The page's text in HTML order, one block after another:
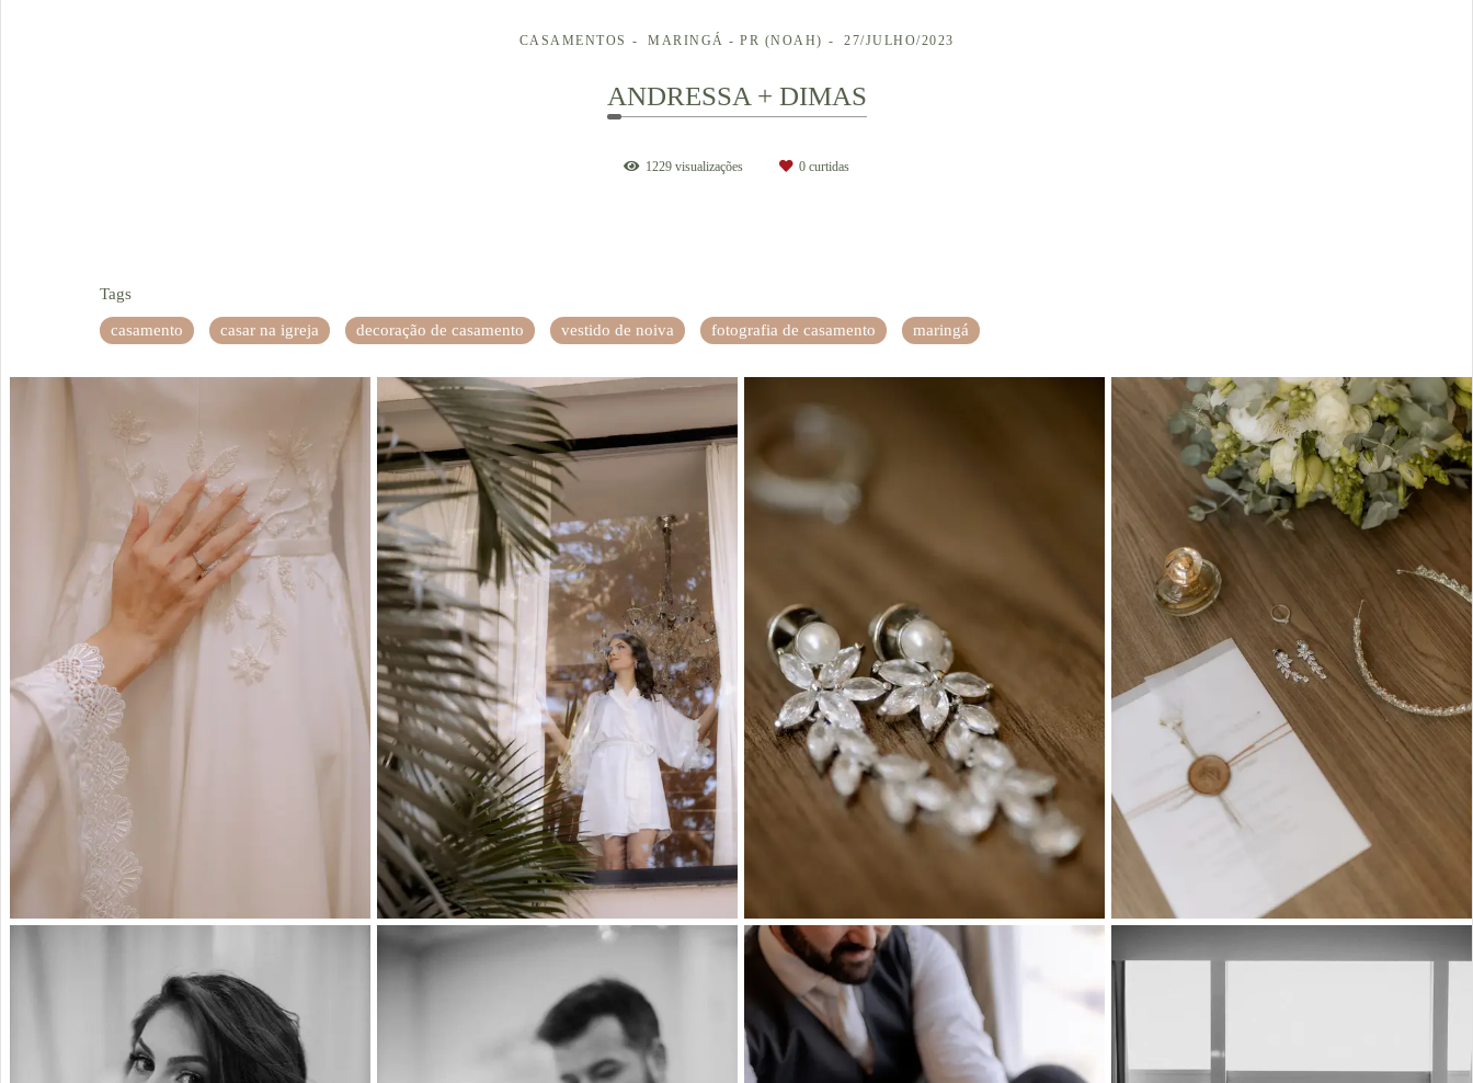
CASAMENTOS MARINGÁ - PR (NOAH) 27/JULHO/2023
ANDRESSA + DIMAS
1229 visualizações 0 curtidas
Tags
casamento casar na igreja decoração de casamento vestido de noiva fotografia de casamento maringá